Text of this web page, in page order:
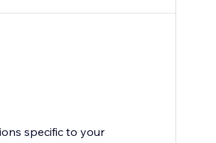
specific to your